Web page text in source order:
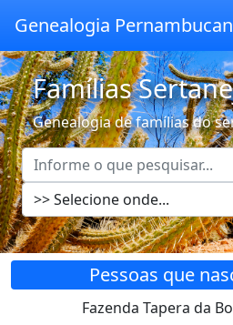
Genealogia
Famílias
Genealogia de famílias do
Pessoas que
Fazenda Tapera da